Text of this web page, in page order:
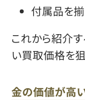
付属品を
これから紹介
い買取価格を狙
金の価値が高